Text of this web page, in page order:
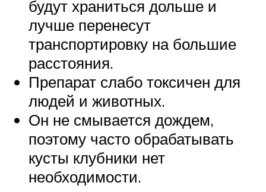
будут храниться дольше и
лучше перенесут
транспортировку на большие
расстояния.
Препарат слабо токсичен для
людей и животных.
Он не смывается дождем,
поэтому часто обрабатывать
кусты клубники нет
необходимости.